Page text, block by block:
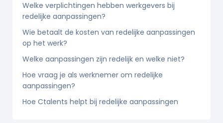
Welke verplichtingen hebben werkgevers bij
redelijke aanpassingen?
Wie betaalt de kosten van redelijke aanpassingen
op het werk?
Welke aanpassingen zijn redelijk en welke niet?
Hoe vraag je als werknemer om redelijke
aanpassingen?
Hoe Ctalents helpt bij redelijke aanpassingen